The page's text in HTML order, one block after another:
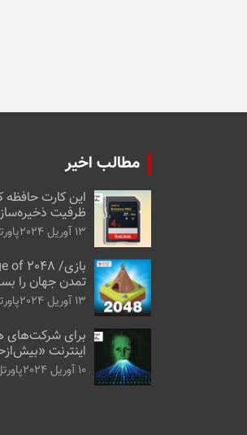
مطالب اخیر
ظرفیت
13 آوریل 2024
تمدن جهان را
13 آوریل 2024
برای
اینترنت
10 آوریل 2024